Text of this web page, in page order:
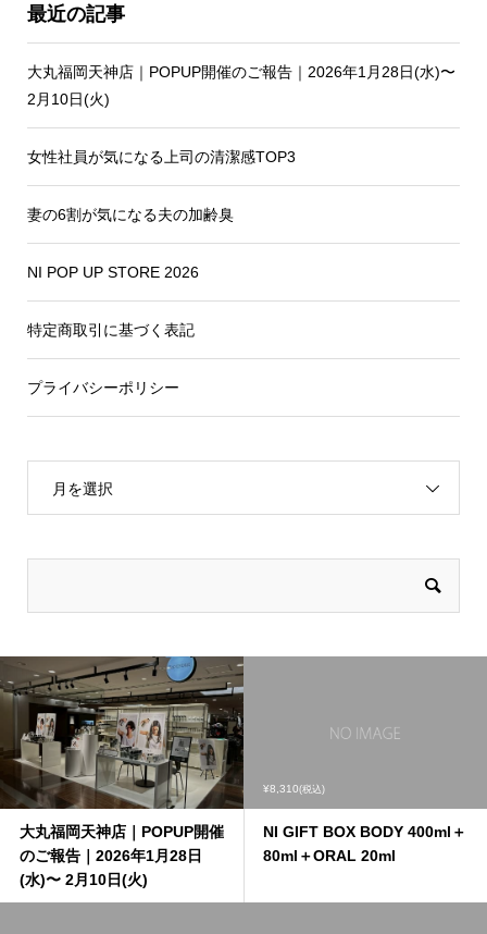
最近の記事
大丸福岡天神店｜POPUP開催のご報告｜2026年1月28日(水)〜
2月10日(火)
女性社員が気になる上司の清潔感TOP3
妻の6割が気になる夫の加齢臭
NI POP UP STORE 2026
特定商取引に基づく表記
プライバシーポリシー
月を選択
大丸福岡天神店｜POPUP開催
のご報告｜2026年1月28日
(水)〜 2月10日(火)
¥8,310(税込)
NI GIFT BOX BODY 400ml＋
80ml＋ORAL 20ml